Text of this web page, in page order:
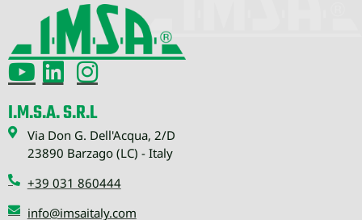
I.M.S.A. S.R.L
Via Don G. Dell'Acqua, 2/D
23890 Barzago (LC) - Italy
+39 031 860444
info@imsaitaly.com